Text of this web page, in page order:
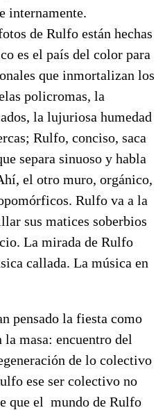
internamente.
de Rulfo están hechas
es el país del color para
que inmortalizan los
policromas, la
la lujuriosa humedad
Rulfo, conciso, saca
separa sinuoso y habla
el otro muro, orgánico,
Rulfo va a la
sus matices soberbios
La mirada de Rulfo
callada. La música en
pensado la fiesta como
masa: encuentro del
de lo colectivo
ese ser colectivo no
que el mundo de Rulfo